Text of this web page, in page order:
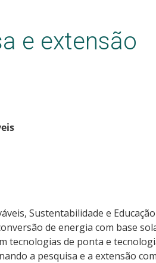
e extensão
Sustentabilidade e
de energia com base
tecnologias de ponta e
a pesquisa e a extensão